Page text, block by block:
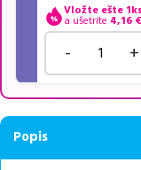
Vložte ešte
a ušetríte 4,16 €
- +
Popis